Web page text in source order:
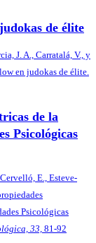
de élite
J. A., Carratalá, V., y
en judokas de élite.
de la
Psicológicas
E., Esteve-
Psicológicas
33, 81-92